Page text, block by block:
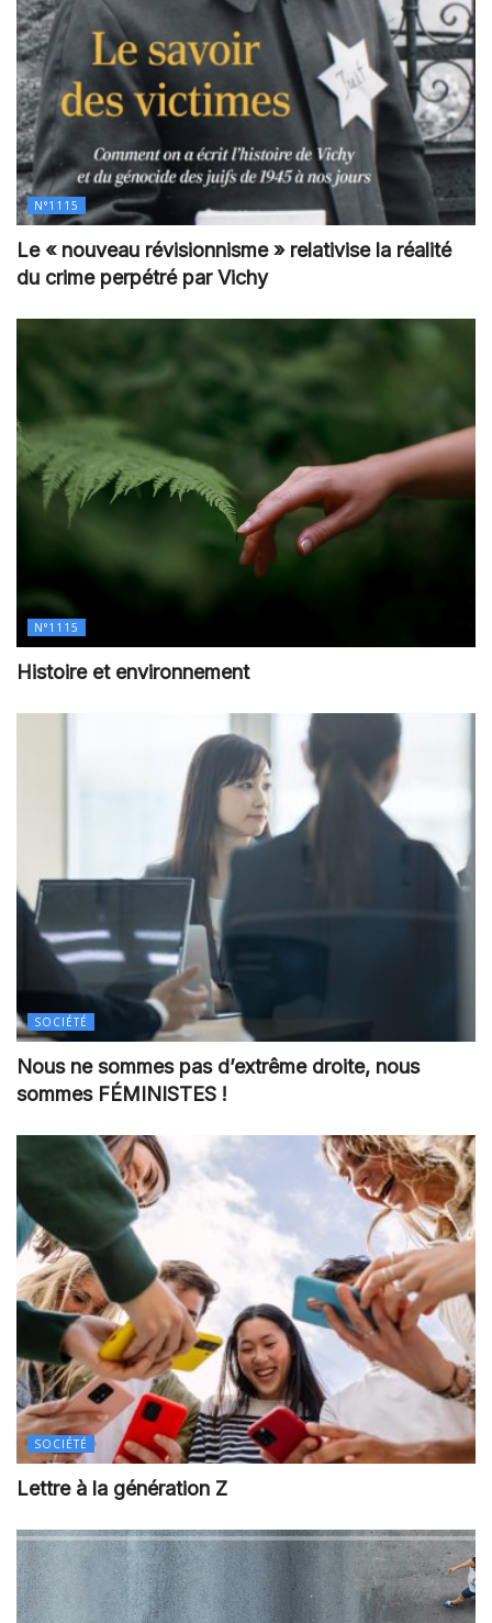
N°1115
Le « nouveau révisionnisme » relativise la réalité
du crime perpétré par Vichy
N°1115
Histoire et environnement
SOCIÉTÉ
Nous ne sommes pas d’extrême droite, nous
sommes FÉMINISTES !
SOCIÉTÉ
Lettre à la génération Z